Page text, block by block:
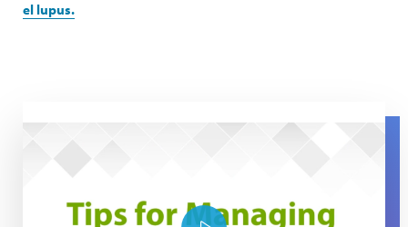
el lupus.